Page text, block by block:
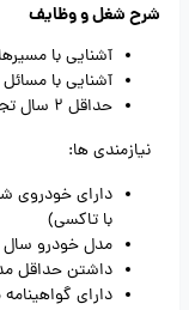
شرح شغل و وظایف
آشنایی با
آشنایی با
حداقل 2 سال تجربه رانندگی
نیازمندی ها:
دارای خودروی
با تاکسی)
مدل خودرو سال 99 به بالا
داشتن حداقل
دارای گواهینامه